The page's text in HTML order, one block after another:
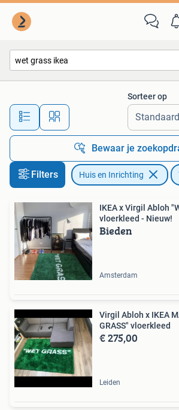
Alle afstanden…
Sorteer op
Bewaar je
Filters Huis en Inrichting
IKEA x Virgil Abloh
vloerkleed - Nieuw!
Bieden
Amsterdam
Virgil Abloh x IKEA
GRASS" vloerkleed
€ 275,00
Leiden